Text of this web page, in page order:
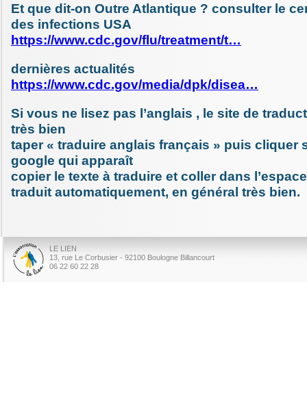
Et que dit-on Outre Atlantique ? consulter le
des infections USA
https://www.cdc.gov/flu/treatment/t…
dernières actualités
https://www.cdc.gov/media/dpk/disea…
Si vous ne lisez pas l’anglais , le site de
très bien
taper « traduire anglais français » puis cliquer
google qui apparaît
copier le texte à traduire et coller dans
traduit automatiquement, en général très bien.
LE LIEN
13, rue Le Corbusier - 92100 Boulogne Billancourt
06 22 60 22 28